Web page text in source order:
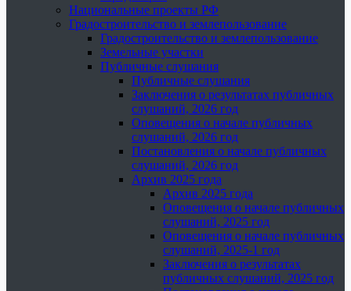
Национальные проекты РФ
Градостроительство и землепользование
Градостроительство и землепользование
Земельные участки
Публичные слушания
Публичные слушания
Заключения о результатах публичных
слушаний, 2026 год
Оповещения о начале публичных
слушаний, 2026 год
Постановления о начале публичных
слушаний, 2026 год
Архив 2025 года
Архив 2025 года
Оповещения о начале публичных
слушаний, 2025 год
Оповещения о начале публичных
слушаний, 2025-1 год
Заключения о результатах
публичных слушаний, 2025 год